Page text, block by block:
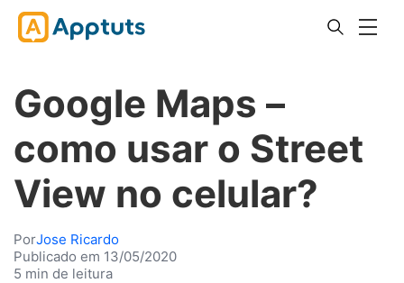
Google Maps –
como usar o Street
View no celular?
PorJose Ricardo
Publicado em 13/05/2020
5 min de leitura